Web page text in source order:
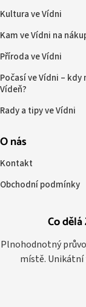
Co
Plnohodnotný
místě.
Kultura ve Vídni
Kam ve Vídni na
Příroda ve Vídni
Počasí ve Vídni –
Vídeň?
Rady a tipy ve Vídni
O nás
Kontakt
Obchodní podmínky